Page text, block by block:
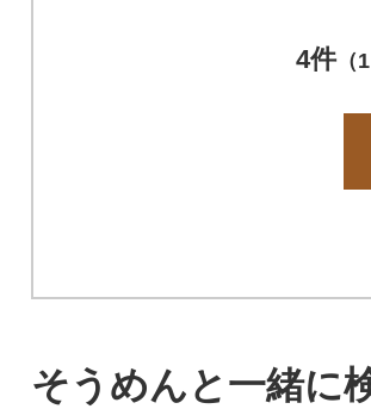
4件（
そうめんと一緒に